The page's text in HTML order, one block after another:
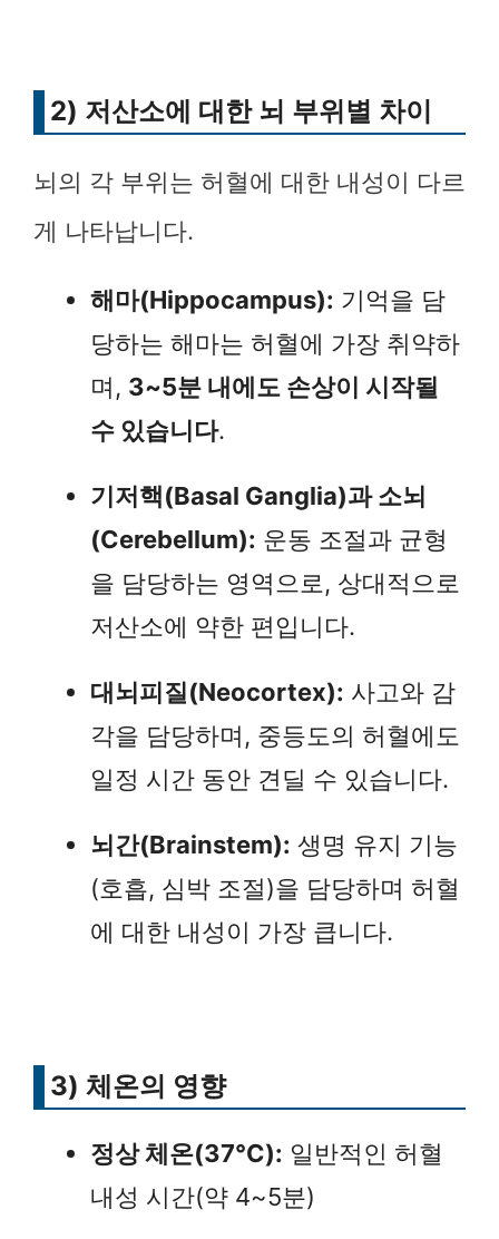
2) 저산소에 대한 뇌 부위별 차이
뇌의 각 부위는 허혈에 대한 내성이 다르
게 나타납니다.
해마(Hippocampus): 기억을 담
당하는 해마는 허혈에 가장 취약하
며, 3~5분 내에도 손상이 시작될
수 있습니다.
기저핵(Basal Ganglia)과 소뇌
(Cerebellum): 운동 조절과 균형
을 담당하는 영역으로, 상대적으로
저산소에 약한 편입니다.
대뇌피질(Neocortex): 사고와 감
각을 담당하며, 중등도의 허혈에도
일정 시간 동안 견딜 수 있습니다.
뇌간(Brainstem): 생명 유지 기능
(호흡, 심박 조절)을 담당하며 허혈
에 대한 내성이 가장 큽니다.
3) 체온의 영향
정상 체온(37°C): 일반적인 허혈
내성 시간(약 4~5분)